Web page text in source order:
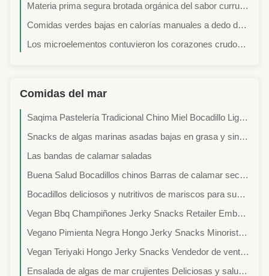
Materia prima segura brotada orgánica del sabor curruscante Nuts de los cacahuetes libremente de freír
Comidas verdes bajas en calorías manuales a dedo de los corazones crudos deliciosos el 100% del girasol
Los microelementos contuvieron los corazones crudos de la calabaza que restauraban gusto ningún pigmento
Comidas del mar
Saqima Pastelería Tradicional Chino Miel Bocadillo Ligero Crisposo Sin Sabores Artificiales Buen para el Bazo y el Estómago
Snacks de algas marinas asadas bajas en grasa y sin gluten con sabor a sal marina certificados por BRC para la industria minorista y alimentaria
Las bandas de calamar saladas
Buena Salud Bocadillos chinos Barras de calamar secas Bocadillos Alimentos con Certificado BRC
Bocadillos deliciosos y nutritivos de mariscos para sus negocios
Vegan Bbq Champiñones Jerky Snacks Retailer Embalaje Logotipo privado Entrega por mar
Vegano Pimienta Negra Hongo Jerky Snacks Minorista Embalaje Logotipo Privado Entrega por mar
Vegan Teriyaki Hongo Jerky Snacks Vendedor de venta al por menor Embalaje Logotipo privado Entrega por mar
Ensalada de algas de mar crujientes Deliciosas y saludables